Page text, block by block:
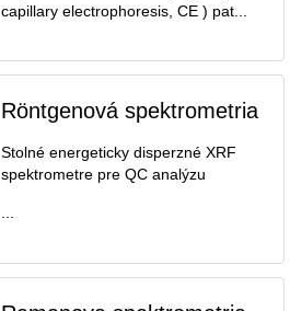
capillary electrophoresis, CE ) pat...
Röntgenová spektrometria
Stolné energeticky disperzné XRF
spektrometre pre QC analýzu